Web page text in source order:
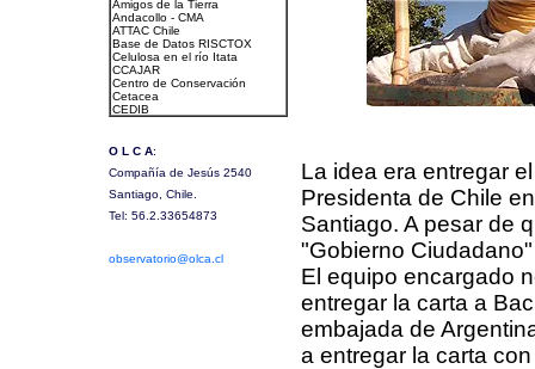
La idea era entregar
Presidenta de Chile
Santiago. A pesar de
"Gobierno
El equipo encargado
entregar la carta a
embajada de
a entregar la carta